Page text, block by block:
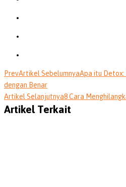
PrevArtikel SebelumnyaApa itu Detox:
dengan Benar
Artikel Selanjutnya8 Cara
Artikel Terkait